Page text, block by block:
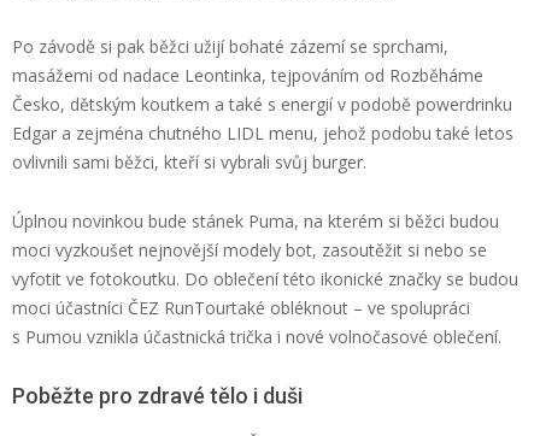
Po závodě si pak běžci užijíbohaté zázemí se sprchami,
masážemi od nadace Leontinka, tejpováním od Rozběháme
Česko, dětským koutkem ataké s energií v podobě powerdrinku
Edgar a zejména chutného LIDL menu, jehož podobu také letos
ovlivnili sami běžci, kteří si vybrali svůj burger.
Úplnou novinkou bude stánek Puma, na kterém si běžci budou
moci vyzkoušet nejnovější modely bot, zasoutěžit si nebo se
vyfotit ve fotokoutku. Do oblečení této ikonické značky se budou
moci účastníci ČEZ RunTourtaké obléknout – ve spolupráci
s Pumou vznikla účastnická trička i nové volnočasové oblečení.
Poběžte pro zdravé tělo i duši